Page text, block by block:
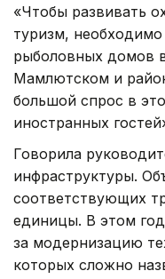
«Чтобы развивать
туризм,
рыболовных домов
Мамлютском и
большой спрос в
иностранных
Говорила
инфраструктуры.
соответствующих
единицы. В этом
за модернизацию
которых сложно